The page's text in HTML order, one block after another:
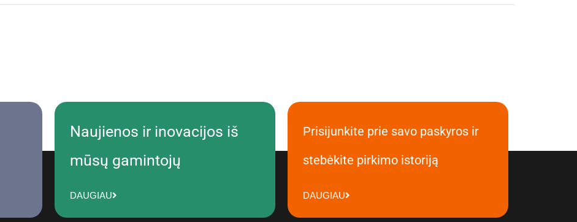
Naujienos ir inovacijos iš
mūsų gamintojų
DAUGIAU
Prisijunkite prie savo paskyros ir
stebėkite pirkimo istoriją
DAUGIAU